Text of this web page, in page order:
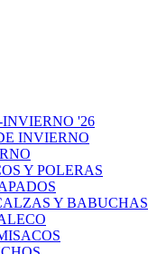
'26
INVIERNO
Y POLERAS
Y BABUCHAS